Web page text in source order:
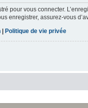
pour vous connecter.
enregistrer, assurez-vous
Politique de vie privée